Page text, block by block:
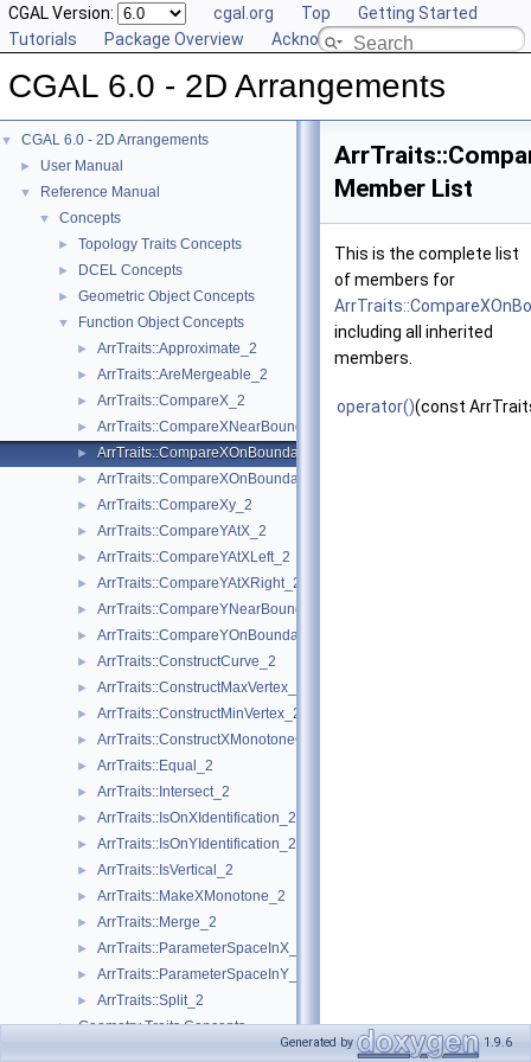
CGAL Version: cgal.org Top
Getting Started
Tutorials
Package Overview Acknowledging CGAL
CGAL 6.0 - 2D Arrangements
▼ CGAL 6.0 - 2D Arrangements
► User Manual
▼ Reference Manual
▼ Concepts
► Topology Traits Concepts
► DCEL Concepts
► Geometric Object Concepts
▼ Function Object Concepts
► ArrTraits::Approximate_2
► ArrTraits::AreMergeable_2
► ArrTraits::CompareX_2
► ArrTraits::CompareXNearBoundary_2
► ArrTraits::CompareXOnBoundary_2
► ArrTraits::CompareXOnBoundaryOfCurveEnd_2
► ArrTraits::CompareXy_2
► ArrTraits::CompareYAtX_2
► ArrTraits::CompareYAtXLeft_2
► ArrTraits::CompareYAtXRight_2
► ArrTraits::CompareYNearBoundary_2
► ArrTraits::CompareYOnBoundary_2
► ArrTraits::ConstructCurve_2
► ArrTraits::ConstructMaxVertex_2
► ArrTraits::ConstructMinVertex_2
► ArrTraits::ConstructXMonotoneCurve_2
► ArrTraits::Equal_2
► ArrTraits::Intersect_2
► ArrTraits::IsOnXIdentification_2
► ArrTraits::IsOnYIdentification_2
► ArrTraits::IsVertical_2
► ArrTraits::MakeXMonotone_2
► ArrTraits::Merge_2
► ArrTraits::ParameterSpaceInX_2
► ArrTraits::ParameterSpaceInY_2
► ArrTraits::Split_2
► Geometry Traits Concepts
Member List
This is the complete list
of members for
including all inherited
members.
operator()(const
Generated by 1.9.6